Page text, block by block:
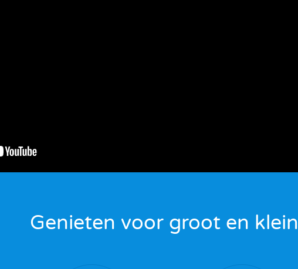
Genieten voor groot en